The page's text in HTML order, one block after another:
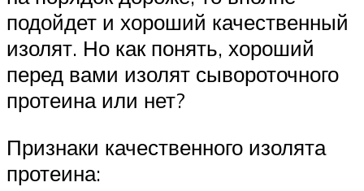
подойдет и хороший качественный
изолят. Но как понять, хороший
перед вами изолят сывороточного
протеина или нет?
Признаки качественного изолята
протеина: